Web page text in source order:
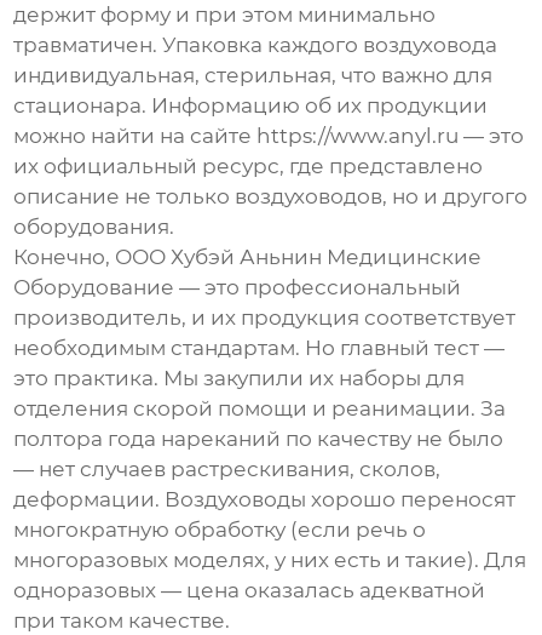
держит форму и при этом минимально
травматичен. Упаковка каждого воздуховода
индивидуальная, стерильная, что важно для
стационара. Информацию об их продукции
можно найти на сайте https://www.anyl.ru — это
их официальный ресурс, где представлено
описание не только воздуховодов, но и другого
оборудования.
Конечно, ООО Хубэй Аньнин Медицинские
Оборудование — это профессиональный
производитель, и их продукция соответствует
необходимым стандартам. Но главный тест —
это практика. Мы закупили их наборы для
отделения скорой помощи и реанимации. За
полтора года нареканий по качеству не было
— нет случаев растрескивания, сколов,
деформации. Воздуховоды хорошо переносят
многократную обработку (если речь о
многоразовых моделях, у них есть и такие). Для
одноразовых — цена оказалась адекватной
при таком качестве.